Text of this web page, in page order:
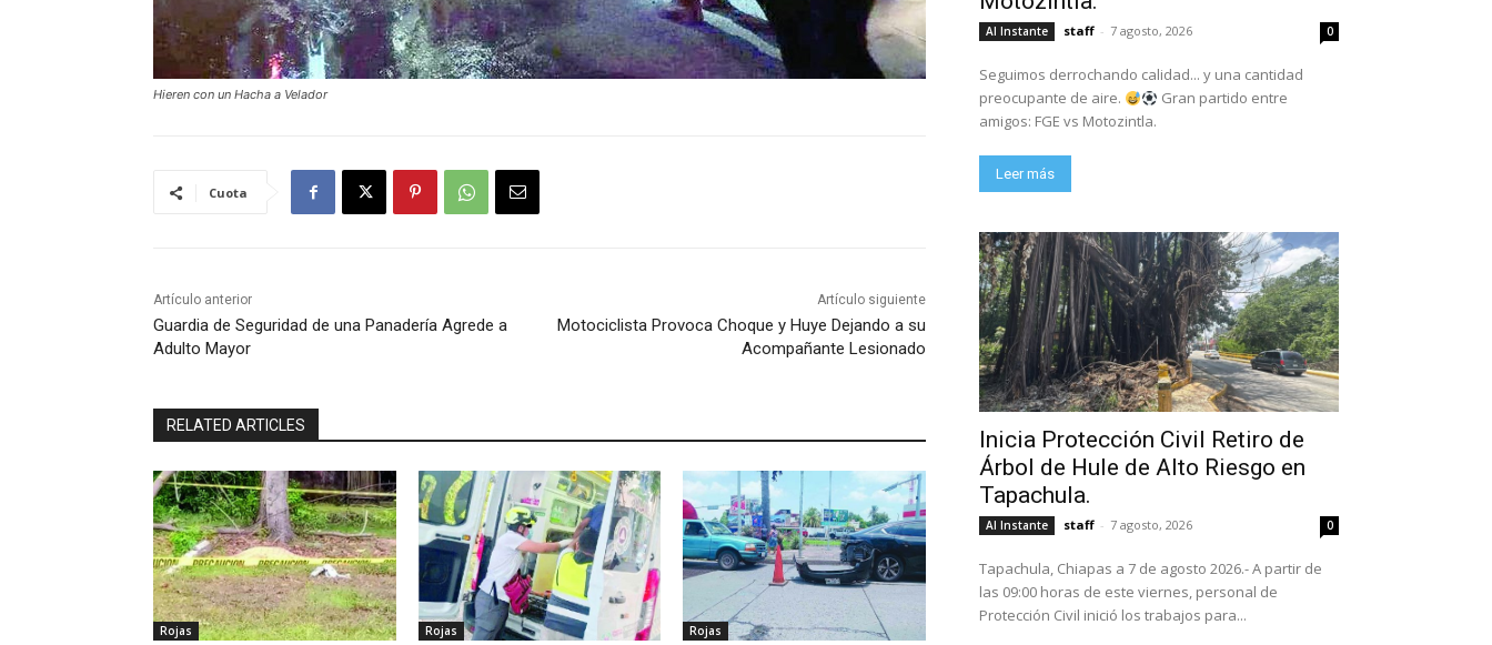
Hieren con un Hacha a Velador
Cuota
Artículo anterior
Guardia de Seguridad de una Panadería Agrede a
Adulto Mayor
Artículo siguiente
Motociclista Provoca Choque y Huye Dejando a su
Acompañante Lesionado
RELATED ARTICLES
Rojas Rojas Rojas
Al Instante staff - 7 agosto, 2026 0
Seguimos derrochando calidad... y una cantidad
preocupante de aire.
Gran partido entre
amigos: FGE vs Motozintla.
Leer más
Inicia Protección Civil Retiro de
Árbol de Hule de Alto Riesgo en
Tapachula.
Al Instante staff - 7 agosto, 2026 0
Tapachula, Chiapas a 7 de agosto 2026.- A partir de
las 09:00 horas de este viernes, personal de
Protección Civil inició los trabajos para...